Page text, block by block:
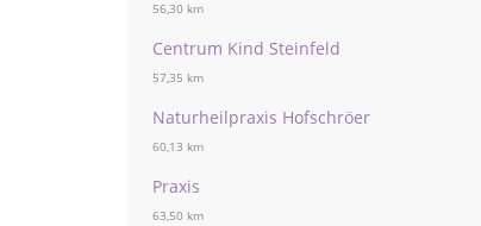
56,30 km
Centrum Kind Steinfeld
57,35 km
Naturheilpraxis Hofschröer
60,13 km
Praxis
63,50 km